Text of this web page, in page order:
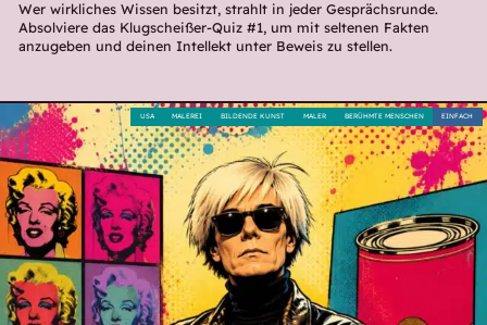
Wer wirkliches Wissen besitzt, strahlt in jeder Gesprächsrunde.
Absolviere das Klugscheißer-Quiz #1, um mit seltenen Fakten
anzugeben und deinen Intellekt unter Beweis zu stellen.
EINFACH
BERÜHMTE MENSCHEN
MALER
BILDENDE KUNST
MALEREI
USA